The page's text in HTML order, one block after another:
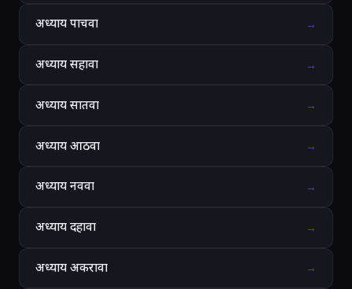
अध्याय पाचवा →
अध्याय सहावा →
अध्याय सातवा →
अध्याय आठवा →
अध्याय नववा →
अध्याय दहावा →
अध्याय अकरावा →